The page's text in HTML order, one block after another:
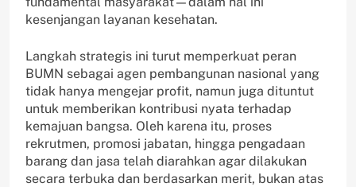
kesenjangan layanan kesehatan.
Langkah strategis ini turut memperkuat peran
BUMN sebagai agen pembangunan nasional yang
tidak hanya mengejar profit, namun juga dituntut
untuk memberikan kontribusi nyata terhadap
kemajuan bangsa. Oleh karena itu, proses
rekrutmen, promosi jabatan, hingga pengadaan
barang dan jasa telah diarahkan agar dilakukan
secara terbuka dan berdasarkan merit, bukan atas